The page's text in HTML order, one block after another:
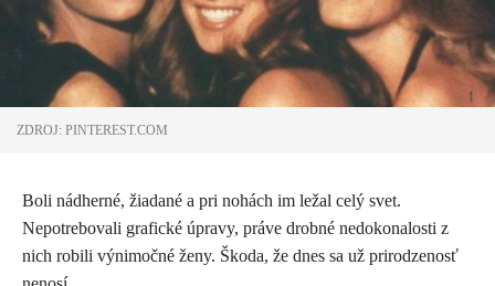
ZDROJ: PINTEREST.COM
Boli nádherné, žiadané a pri nohách im ležal celý svet.
Nepotrebovali grafické úpravy, práve drobné nedokonalosti z
nich robili výnimočné ženy. Škoda, že dnes sa už prirodzenosť